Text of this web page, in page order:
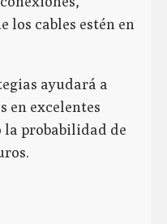
los cables estén en
ayudará a
en excelentes
probabilidad de